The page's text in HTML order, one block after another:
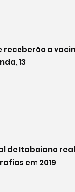
receberão a
13
de Itabaiana
em 2019